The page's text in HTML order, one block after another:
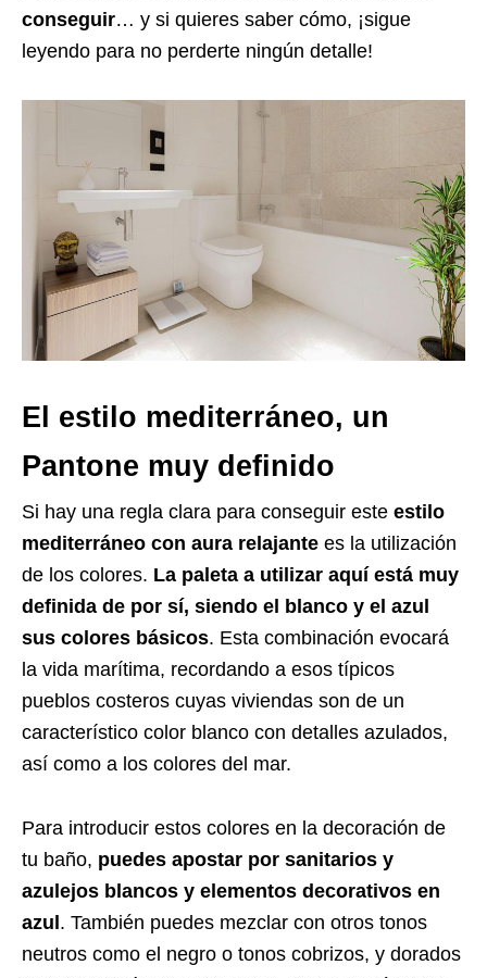
conseguir… y si quieres saber cómo, ¡sigue
leyendo para no perderte ningún detalle!
El estilo mediterráneo, un
Pantone muy definido
Si hay una regla clara para conseguir este estilo
mediterráneo con aura relajante es la utilización
de los colores. La paleta a utilizar aquí está muy
definida de por sí, siendo el blanco y el azul
sus colores básicos. Esta combinación evocará
la vida marítima, recordando a esos típicos
pueblos costeros cuyas viviendas son de un
característico color blanco con detalles azulados,
así como a los colores del mar.
Para introducir estos colores en la decoración de
tu baño, puedes apostar por sanitarios y
azulejos blancos y elementos decorativos en
azul . También puedes mezclar con otros tonos
neutros como el negro o tonos cobrizos, y dorados